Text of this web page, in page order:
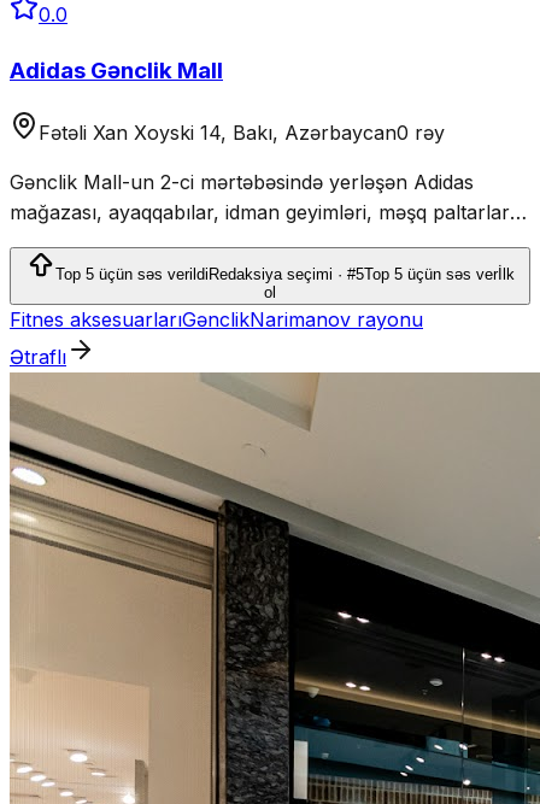
0.0
Adidas Gənclik Mall
Fətəli Xan Xoyski 14, Bakı, Azərbaycan0 rəy
Gənclik Mall-un 2-ci mərtəbəsində yerləşən Adidas
mağazası, ayaqqabılar, idman geyimləri, məşq paltarları
və aksessuarlar təklif edir.
Top 5 üçün səs verildiRedaksiya seçimi · #5Top 5 üçün səs verİlk
ol
Fitnes aksesuarlarıGənclikNarimanov rayonu
Ətraflı